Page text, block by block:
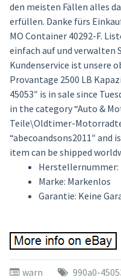
den meisten Fällen alles
erfüllen. Danke fürs
MO Container 40292-F.
einfach auf und verwalten
Kundenservice ist unsere
Provantage 2500 LB
45053″ is in sale since
in the category “Auto &
Teile\Oldtimer-
“abecoandsons2011″ and
item can be shipped
Marke: Markenlos
Garantie: Keine
warn 990a0-